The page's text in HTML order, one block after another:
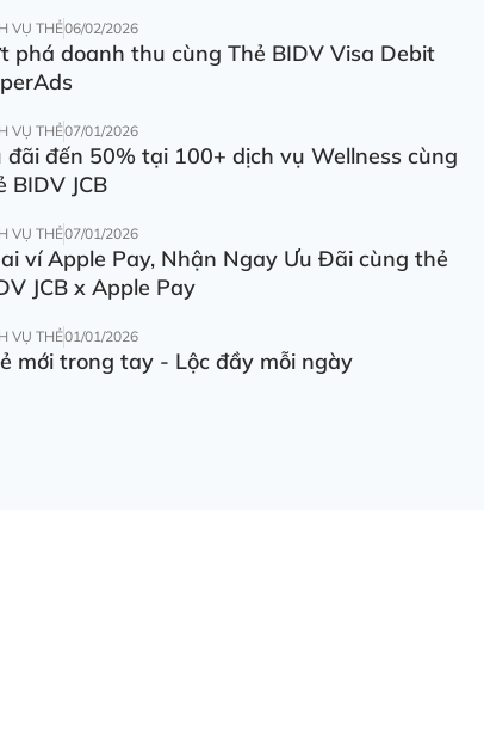
VỤ THẺ06/02/2026
phá doanh thu cùng Thẻ BIDV Visa Debit
VỤ THẺ07/01/2026
đãi đến 50% tại 100+ dịch vụ Wellness cùng
BIDV JCB
VỤ THẺ07/01/2026
ví Apple Pay, Nhận Ngay Ưu Đãi cùng thẻ
JCB x Apple Pay
VỤ THẺ01/01/2026
mới trong tay - Lộc đầy mỗi ngày